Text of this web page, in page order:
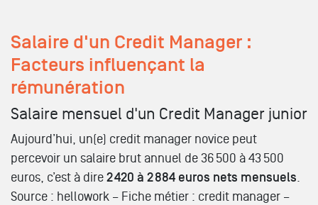
Salaire d'un Credit Manager :
Facteurs influençant la
rémunération
Salaire mensuel d'un Credit Manager junior
Aujourd’hui, un(e) credit manager novice peut
percevoir un salaire brut annuel de 36 500 à 43 500
euros, c’est à dire 2 420 à 2 884 euros nets mensuels.
Source : hellowork – Fiche métier : credit manager –